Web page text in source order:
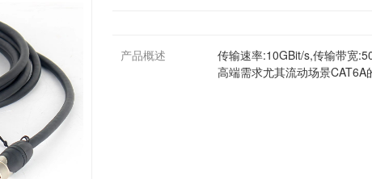
产品概述
传输速率:10GBit/s,传输带宽
高端需求尤其流动场景CAT6A